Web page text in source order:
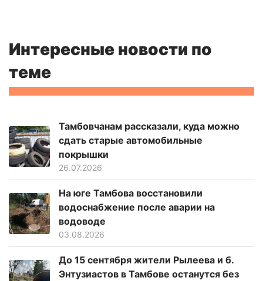
Интересные новости по
теме
Тамбовчанам рассказали, куда можно
сдать старые автомобильные
покрышки
26.07.2026
На юге Тамбова восстановили
водоснабжение после аварии на
водоводе
03.08.2026
До 15 сентября жители Рылеева и б.
Энтузиастов в Тамбове останутся без